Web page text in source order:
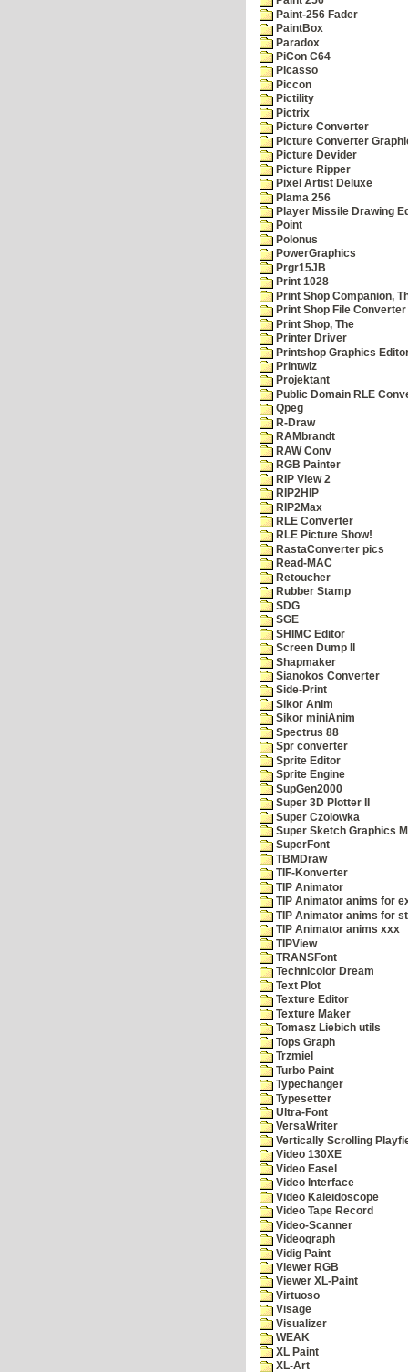
Paint-256 Fader
PaintBox
Paradox
PiCon C64
Picasso
Piccon
Pictility
Pictrix
Picture Converter
Picture Converter
Picture Devider
Picture Ripper
Pixel Artist Deluxe
Plama 256
Player Missile Drawing
Point
Polonus
PowerGraphics
Prgr15JB
Print 1028
Print Shop Companion,
Print Shop File Converter
Print Shop, The
Printer Driver
Printshop Graphics
Printwiz
Projektant
Public Domain RLE
Qpeg
R-Draw
RAMbrandt
RAW Conv
RGB Painter
RIP View 2
RIP2HIP
RIP2Max
RLE Converter
RLE Picture Show!
RastaConverter pics
Read-MAC
Retoucher
Rubber Stamp
SDG
SGE
SHIMC Editor
Screen Dump II
Shapmaker
Sianokos Converter
Side-Print
Sikor Anim
Sikor miniAnim
Spectrus 88
Spr converter
Sprite Editor
Sprite Engine
SupGen2000
Super 3D Plotter II
Super Czolowka
Super Sketch Graphics
SuperFont
TBMDraw
TIF-Konverter
TIP Animator
TIP Animator anims for
TIP Animator anims for
TIP Animator anims xxx
TIPView
TRANSFont
Technicolor Dream
Text Plot
Texture Editor
Texture Maker
Tomasz Liebich utils
Tops Graph
Trzmiel
Turbo Paint
Typechanger
Typesetter
Ultra-Font
VersaWriter
Vertically Scrolling
Video 130XE
Video Easel
Video Interface
Video Kaleidoscope
Video Tape Record
Video-Scanner
Videograph
Vidig Paint
Viewer RGB
Viewer XL-Paint
Virtuoso
Visage
Visualizer
WEAK
XL Paint
XL-Art